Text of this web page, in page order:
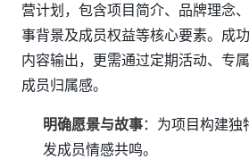
营计划，包含项目简介、品牌理念
事背景及成员权益等核心要素。成
内容输出，更需通过定期活动、专
成员归属感。
明确愿景与故事：为项目构建
发成员情感共鸣。